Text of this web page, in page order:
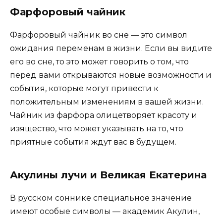
Фарфоровый чайник
Фарфоровый чайник во сне — это символ
ожидания переменам в жизни. Если вы видите
его во сне, то это может говорить о том, что
перед вами открываются новые возможности и
события, которые могут привести к
положительным изменениям в вашей жизни.
Чайник из фарфора олицетворяет красоту и
изящество, что может указывать на то, что
приятные события ждут вас в будущем.
Акулины лучи и Великая Екатерина
В русском соннике специальное значение
имеют особые символы — академик Акулин,